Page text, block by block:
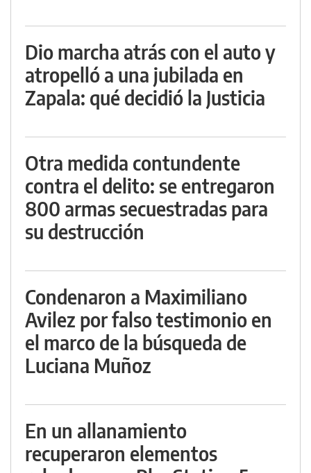
Dio marcha atrás con el auto y
atropelló a una jubilada en
Zapala: qué decidió la Justicia
Otra medida contundente
contra el delito: se entregaron
800 armas secuestradas para
su destrucción
Condenaron a Maximiliano
Avilez por falso testimonio en
el marco de la búsqueda de
Luciana Muñoz
En un allanamiento
recuperaron elementos